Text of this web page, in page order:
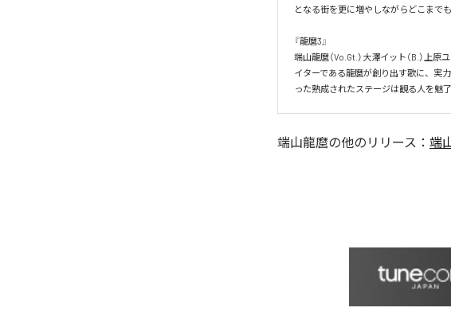
となる街を更に増やしながらどこまでも
『龍麿3』
端山龍麿（Vo.Gt.）大澤イット（B.）上
イターである龍麿が創り出す歌に、実
った熟成されたステージは観る人を魅了
端山龍麿の他のリリース： 端